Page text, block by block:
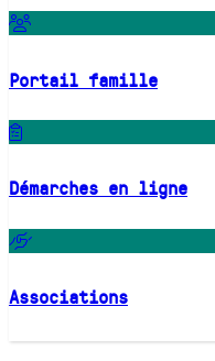
Portail famille
Démarches en ligne
Associations